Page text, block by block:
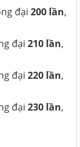
đại 200 lần,
đại 210 lần,
đại 220 lần,
đại 230 lần,